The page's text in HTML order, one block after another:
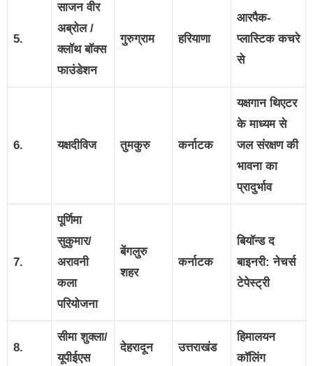
5.
साजन वीर
अब्रोल /
क्लॉथ बॉक्स
फाउंडेशन
गुरुग्राम हरियाणा
आरपैक-
प्लास्टिक कचरे
से
6. यक्षदीविज तुमकुरु कर्नाटक
यक्षगान थिएटर
के माध्यम से
जल संरक्षण की
भावना का
प्रादुर्भाव
7.
पूर्णिमा
सुकुमार/
अरावनी
कला
परियोजना
बेंगलुरु
शहर
कर्नाटक
बियॉन्ड द
बाइनरी: नेचर्स
टेपेस्ट्री
8.
सीमा शुक्ला/
यूपीईएस
देहरादून उत्तराखंड
हिमालयन
कॉलिंग